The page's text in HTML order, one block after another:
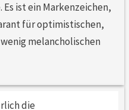
Es ist ein Markenzeichen,
für optimistischen,
melancholischen
die